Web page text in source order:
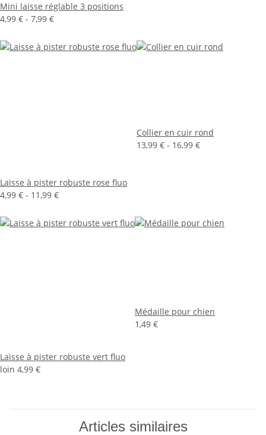
Mini laisse réglable 3 positions
4,99 € - 7,99 €
Laisse à pister robuste rose fluo
4,99 € - 11,99 €
Collier en cuir rond
13,99 € - 16,99 €
Laisse à pister robuste vert fluo
loin 4,99 €
Médaille pour chien
1,49 €
Articles similaires